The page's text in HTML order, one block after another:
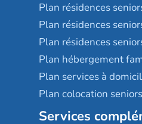
Plan résidences
Plan résidences
Plan résidences
Plan hébergement
Plan services à
Plan colocation seniors
Services